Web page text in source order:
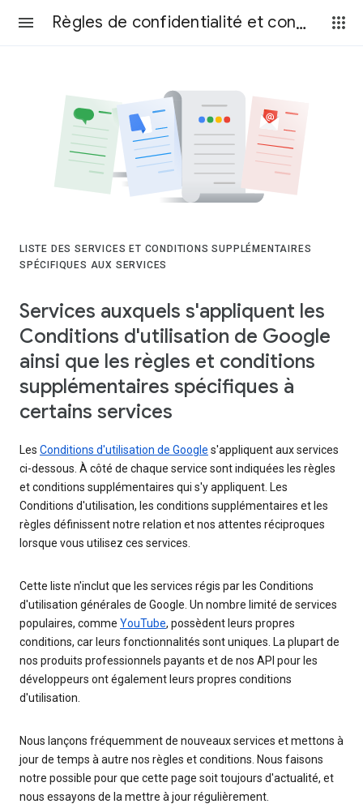
Règles de confidentialité et conditions d’utilisation
LISTE DES SERVICES ET CONDITIONS SUPPLÉMENTAIRES
SPÉCIFIQUES AUX SERVICES
Services auxquels s'appliquent les
Conditions d'utilisation de Google
ainsi que les règles et conditions
supplémentaires spécifiques à
certains services
Les Conditions d'utilisation de Google s'appliquent aux services
ci-dessous. À côté de chaque service sont indiquées les règles
et conditions supplémentaires qui s'y appliquent. Les
Conditions d'utilisation, les conditions supplémentaires et les
règles définissent notre relation et nos attentes réciproques
lorsque vous utilisez ces services.
Cette liste n'inclut que les services régis par les Conditions
d'utilisation générales de Google. Un nombre limité de services
populaires, comme YouTube, possèdent leurs propres
conditions, car leurs fonctionnalités sont uniques. La plupart de
nos produits professionnels payants et de nos API pour les
développeurs ont également leurs propres conditions
d'utilisation.
Nous lançons fréquemment de nouveaux services et mettons à
jour de temps à autre nos règles et conditions. Nous faisons
notre possible pour que cette page soit toujours d'actualité, et
nous essayons de la mettre à jour régulièrement.